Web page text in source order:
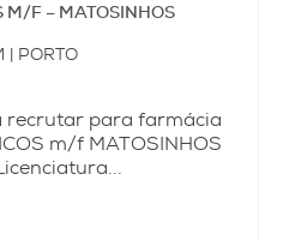
M/F – MATOSINHOS
| PORTO
recrutar para farmácia
m/f MATOSINHOS